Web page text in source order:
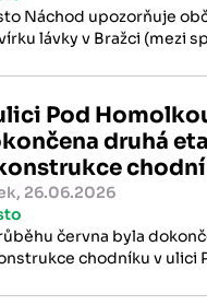
Náchod upozorňuje
lávky v Bražci (mezi
práce.
Pod
druhá
26.06.2026
června byla
chodníku v ulici